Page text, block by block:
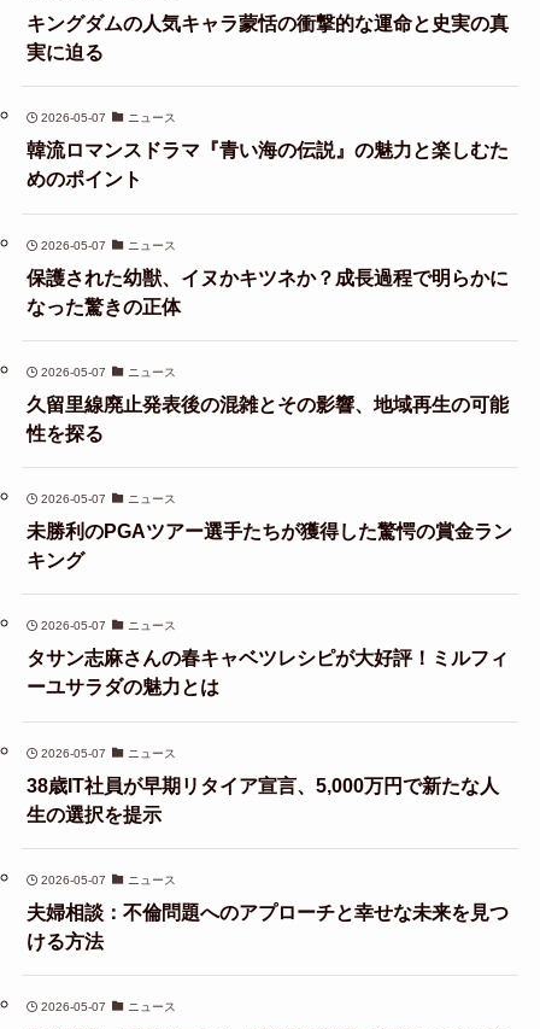
キングダムの人気キャラ蒙恬の衝撃的な運命と史実の真
実に迫る
2026-05-07 ニュース
韓流ロマンスドラマ『青い海の伝説』の魅力と楽しむた
めのポイント
2026-05-07 ニュース
保護された幼獣、イヌかキツネか？成長過程で明らかに
なった驚きの正体
2026-05-07 ニュース
久留里線廃止発表後の混雑とその影響、地域再生の可能
性を探る
2026-05-07 ニュース
未勝利のPGAツアー選手たちが獲得した驚愕の賞金ラン
キング
2026-05-07 ニュース
タサン志麻さんの春キャベツレシピが大好評！ミルフィ
ーユサラダの魅力とは
2026-05-07 ニュース
38歳IT社員が早期リタイア宣言、5,000万円で新たな人
生の選択を提示
2026-05-07 ニュース
夫婦相談：不倫問題へのアプローチと幸せな未来を見つ
ける方法
2026-05-07 ニュース